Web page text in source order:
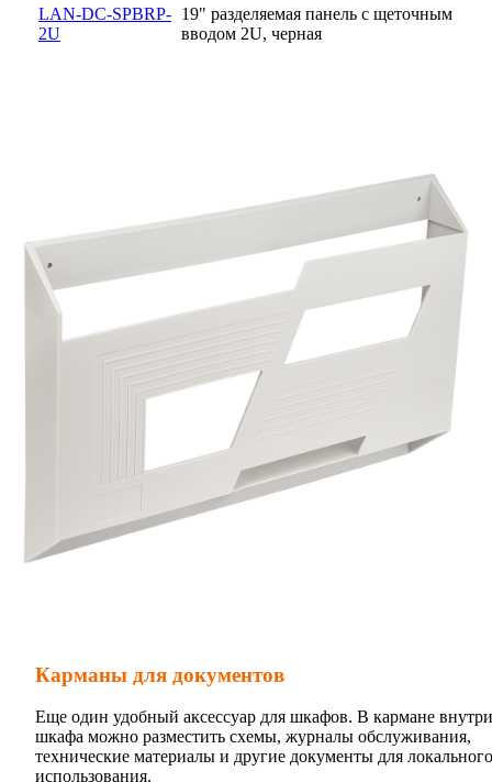
LAN-DC-SPBRP-
2U
19" разделяемая панель с щеточным
вводом 2U, черная
Карманы для документов
Еще один удобный аксессуар для шкафов. В кармане внутри
шкафа можно разместить схемы, журналы обслуживания,
технические материалы и другие документы для локального
использования.